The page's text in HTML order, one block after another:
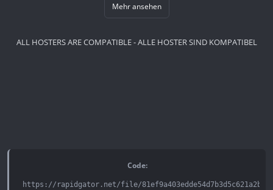
Mehr ansehen
ALL HOSTERS ARE COMPATIBLE - ALLE HOSTER SIND KOMPATIBEL
Code:
https://rapidgator.net/file/